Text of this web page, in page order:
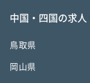
中国・四国の求人
鳥取県
岡山県